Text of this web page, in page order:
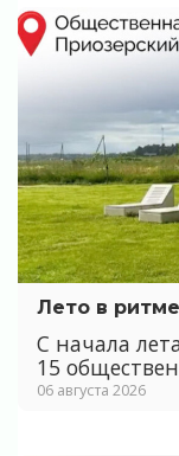
Лето в
С начала
15
06 августа 2026